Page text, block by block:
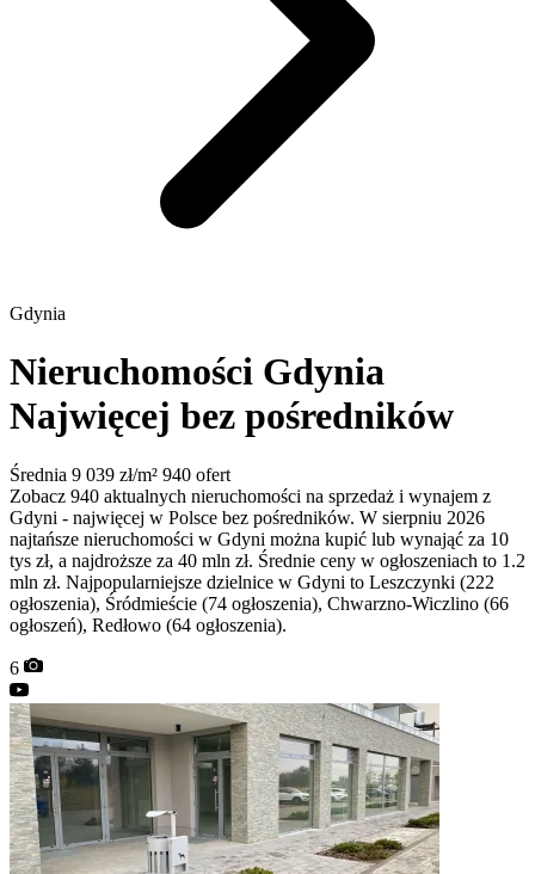
Gdynia
Nieruchomości Gdynia
Najwięcej bez pośredników
Średnia 9 039 zł/m² 940 ofert
Zobacz 940 aktualnych nieruchomości na sprzedaż i wynajem z
Gdyni - najwięcej w Polsce bez pośredników. W sierpniu 2026
najtańsze nieruchomości w Gdyni można kupić lub wynająć za 10
tys zł, a najdroższe za 40 mln zł. Średnie ceny w ogłoszeniach to 1.2
mln zł. Najpopularniejsze dzielnice w Gdyni to Leszczynki (222
ogłoszenia), Śródmieście (74 ogłoszenia), Chwarzno-Wiczlino (66
ogłoszeń), Redłowo (64 ogłoszenia).
6